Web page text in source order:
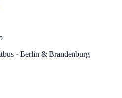
· Berlin & Brandenburg